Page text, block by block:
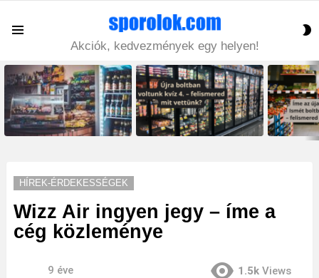
Akciók, kedvezmények egy helyen!
LATEST
STORIES
HÍREK-ÉRDEKESSÉGEK
Wizz Air ingyen jegy – íme a
cég közleménye
9 éve 1.5k Views